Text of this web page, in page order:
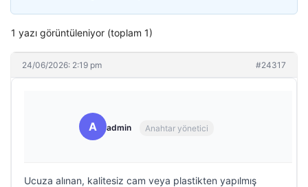
1 yazı görüntüleniyor (toplam 1)
24/06/2026: 2:19 pm #24317
A admin Anahtar yönetici
Ucuza alınan, kalitesiz cam veya plastikten yapılmış